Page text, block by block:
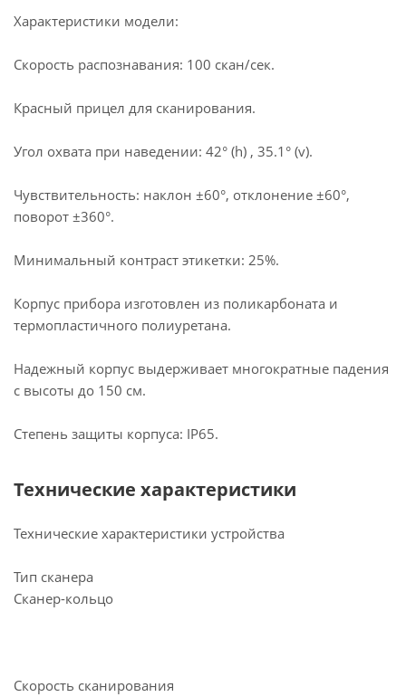
Характеристики модели:
Скорость распознавания: 100 скан/сек.
Красный прицел для сканирования.
Угол охвата при наведении: 42° (h) , 35.1° (v).
Чувствительность: наклон ±60°, отклонение ±60°,
поворот ±360°.
Минимальный контраст этикетки: 25%.
Корпус прибора изготовлен из поликарбоната и
термопластичного полиуретана.
Надежный корпус выдерживает многократные падения
с высоты до 150 см.
Степень защиты корпуса: IP65.
Технические характеристики
Технические характеристики устройства
Тип сканера
Сканер-кольцо
Скорость сканирования